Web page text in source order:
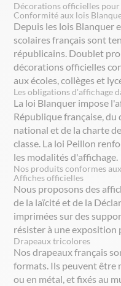
Décorations officielles
Conformité aux lois
Depuis les lois Blanquer
scolaires français sont
républicains. Doublet
décorations officielles
aux écoles, collèges et
Les obligations d'affichage
La loi Blanquer impose
République française,
national et de la charte
classe. La loi Peillon
les modalités d'affichage.
Nos produits conformes
Affiches officielles
Nous proposons des
de la laïcité et de la
imprimées sur des
résister à une exposition
Drapeaux tricolores
Nos drapeaux français
formats. Ils peuvent être
ou en métal, et fixés au